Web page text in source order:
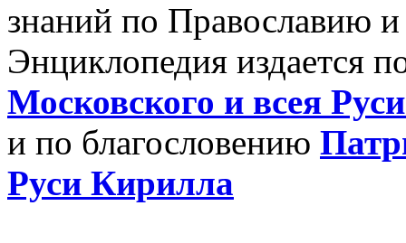
знаний по Православию
Энциклопедия издается
Московского и всея
и по благословению
Руси Кирилла